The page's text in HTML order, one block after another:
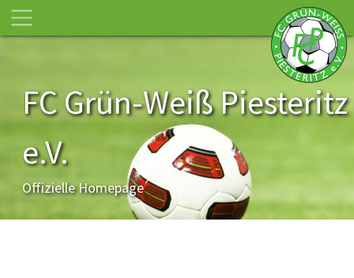
FC Grün-Weiß Piesteritz
e.V.
Offizielle Homepage